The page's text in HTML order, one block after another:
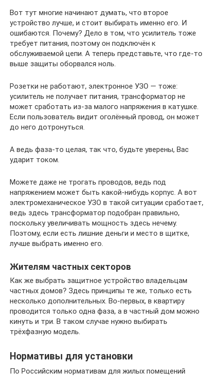
Вот тут многие начинают думать, что второе
устройство лучше, и стоит выбирать именно его. И
ошибаются. Почему? Дело в том, что усилитель тоже
требует питания, поэтому он подключён к
обслуживаемой цепи. А теперь представьте, что где-то
выше защиты оборвался ноль.
Розетки не работают, электронное УЗО — тоже:
усилитель не получает питания, трансформатор не
может сработать из-за малого напряжения в катушке.
Если пользователь видит оголённый провод, он может
до него дотронуться.
А ведь фаза-то целая, так что, будьте уверены, Вас
ударит током.
Можете даже не трогать проводов, ведь под
напряжением может быть какой-нибудь корпус. А вот
электромеханическое УЗО в такой ситуации сработает,
ведь здесь трансформатор подобран правильно,
поскольку увеличивать мощность здесь нечему.
Поэтому, если есть лишние деньги и место в щитке,
лучше выбрать именно его.
Жителям частных секторов
Как же выбрать защитное устройство владельцам
частных домов? Здесь принципы те же, только есть
несколько дополнительных. Во-первых, в квартиру
проводится только одна фаза, а в частный дом можно
кинуть и три. В таком случае нужно выбирать
трёхфазную модель.
Нормативы для установки
По Российским нормативам для жилых помещений